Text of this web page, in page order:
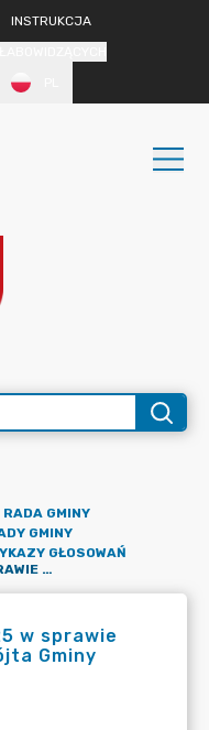
INSTRUKCJA
RADA GMINY
GMINY
GŁOSOWAŃ
UCHWAŁA NR XVIII/155/2025 W SPRAWIE ROZPATRZENIA SKARG NA WÓJTA GMINY WŁOSZAKOWICE
w sprawie
Gminy